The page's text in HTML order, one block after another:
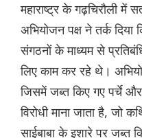
महाराष्ट्र के गढ़चिरौली में
अभियोजन पक्ष ने तर्क
संगठनों के माध्यम से
लिए काम कर रहे थे।
जिसमें जब्त किए गए पर्चे और
विरोधी माना जाता है, जो
साईबाबा के इशारे पर जब्त